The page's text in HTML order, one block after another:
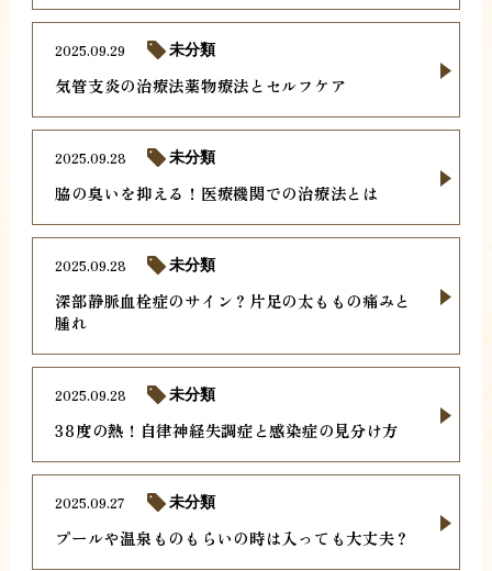
気管支炎の治療法薬物療法とセルフケア
2025.09.29 未分類
脇の臭いを抑える！医療機関での治療法とは
2025.09.28 未分類
深部静脈血栓症のサイン？片足の太ももの痛みと
腫れ
2025.09.28 未分類
38度の熱！自律神経失調症と感染症の見分け方
2025.09.28 未分類
プールや温泉ものもらいの時は入っても大丈夫？
2025.09.27 未分類